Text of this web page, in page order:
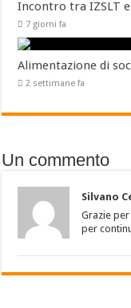
Incontro tra IZSLT
7 giorni fa
Alimentazione di
2 settimane fa
Un commento
Silvano
Grazie
per